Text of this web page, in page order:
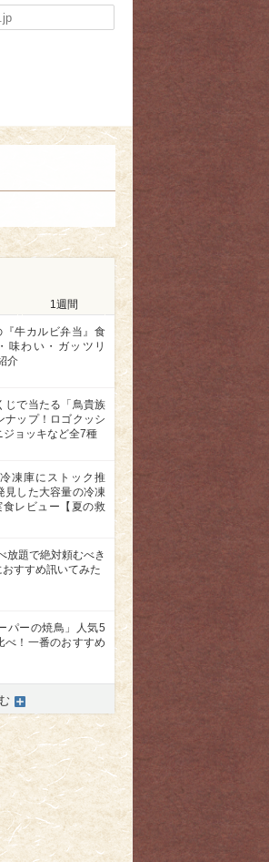
1週間
『牛カルビ弁当』食
味わい・ガッツリ
介
じで当たる「鳥貴族
ナップ！ロゴクッシ
ジョッキなど全7種
凍庫にストック推
見した大容量の冷凍
レビュー【夏の救
放題で絶対頼むべき
すすめ訊いてみた
パーの焼鳥」人気5
べ！一番のおすすめ